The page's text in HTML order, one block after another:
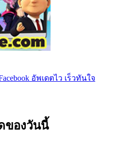
อัพเดตไว เร็วทันใจ
ของวันนี้